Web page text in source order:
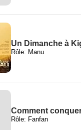
Un Dimanche à
Rôle: Manu
Comment
Rôle: Fanfan